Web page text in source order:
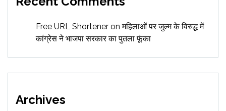
Free URL Shortener onमहिलाओं पर जुल्म के विरुद्ध में
कांग्रेस ने भाजपा सरकार का पुतला फूंका
Archives